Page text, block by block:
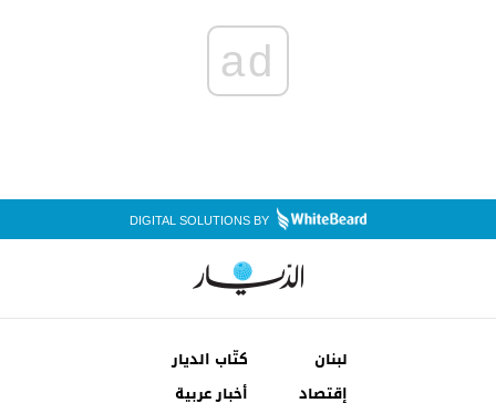
ad
DIGITAL SOLUTIONS BY
لبنان
كتّاب الديار
إقتصاد
أخبار عربية